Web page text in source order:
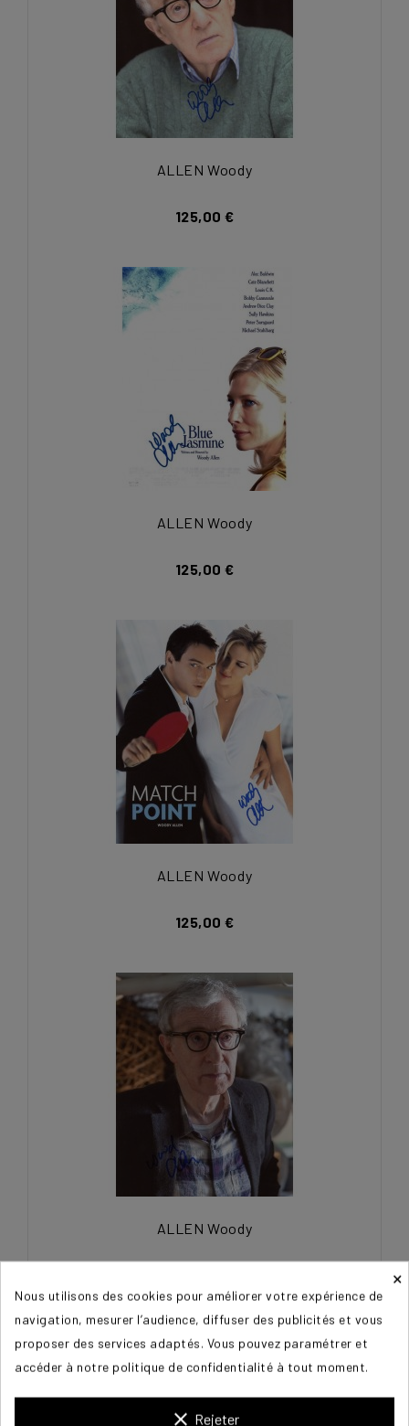
ALLEN Woody
125,00 €
ALLEN Woody
125,00 €
ALLEN Woody
125,00 €
ALLEN Woody
×
Nous utilisons des cookies pour améliorer votre expérience de
navigation, mesurer l’audience, diffuser des publicités et vous
proposer des services adaptés. Vous pouvez paramétrer et
accéder à notre politique de confidentialité à tout moment.
clear Rejeter